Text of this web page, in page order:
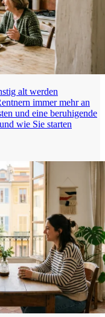
alt werden
immer mehr an
und eine beruhigende
wie Sie starten